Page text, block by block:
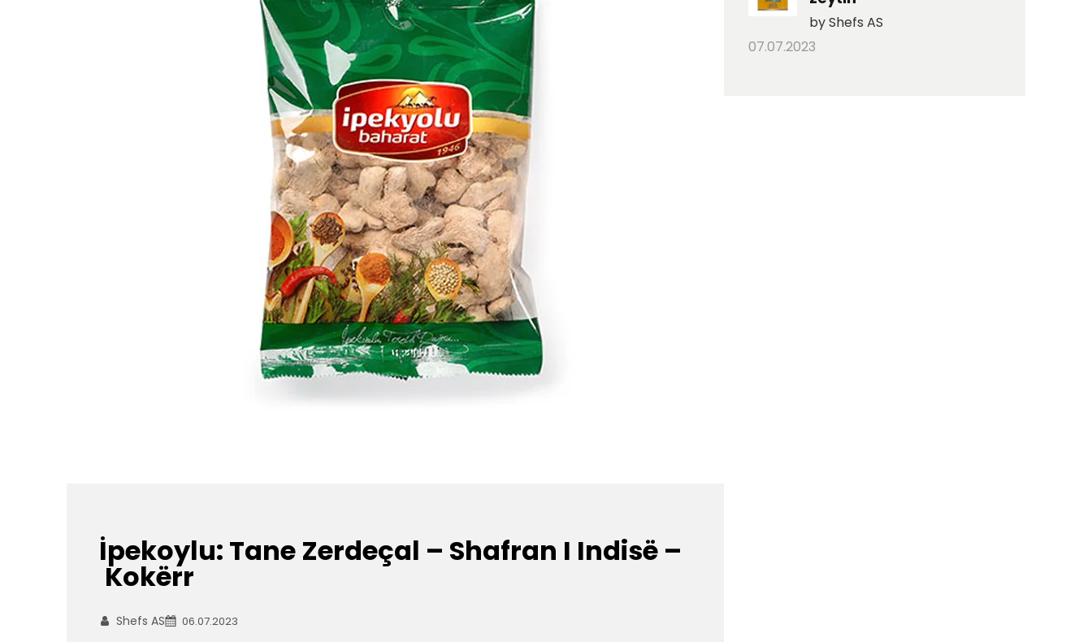
İpekoylu: Tane Zerdeçal – Shafran I Indisë –
Kokërr
Shefs AS 06.07.2023
by Shefs AS
07.07.2023